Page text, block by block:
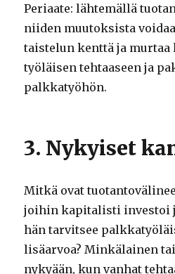
Periaate: lähtemällä
niiden muutoksista
taistelun kenttä ja
työläisen tehtaaseen ja
palkkatyöhön.
3. Nykyiset
Mitkä ovat
joihin kapitalisti investoi
hän tarvitsee
lisäarvoa? Minkälainen
nykyään, kun vanhat